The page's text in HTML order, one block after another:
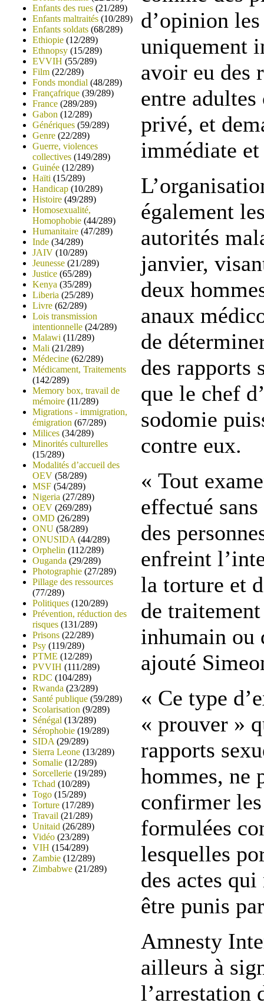
Enfants des rues (21/289)
Enfants maltraités (10/289)
Enfants soldats (68/289)
Ethiopie (12/289)
Ethnopsy (15/289)
EVVIH (55/289)
Film (22/289)
Fonds mondial (48/289)
Françafrique (39/289)
France (289/289)
Gabon (12/289)
Génériques (59/289)
Genre (22/289)
Guerre, violences
collectives (149/289)
Guinée (12/289)
Haïti (15/289)
Handicap (10/289)
Histoire (49/289)
Homosexualité,
Homophobie (44/289)
Humanitaire (47/289)
Inde (34/289)
JAIV (10/289)
Jeunesse (21/289)
Justice (65/289)
Kenya (35/289)
Liberia (25/289)
Livre (62/289)
Lois transmission
intentionnelle (24/289)
Malawi (11/289)
Mali (21/289)
Médecine (62/289)
Médicament, Traitements
(142/289)
Memory box, travail de
mémoire (11/289)
Migrations - immigration,
émigration (67/289)
Milices (34/289)
Minorités culturelles
(15/289)
Modalités d’accueil des
OEV (58/289)
MSF (54/289)
Nigeria (27/289)
OEV (269/289)
OMD (26/289)
ONU (58/289)
ONUSIDA (44/289)
Orphelin (112/289)
Ouganda (29/289)
Photographie (27/289)
Pillage des ressources
(77/289)
Politiques (120/289)
Prévention, réduction des
risques (131/289)
Prisons (22/289)
Psy (119/289)
PTME (12/289)
PVVIH (111/289)
RDC (104/289)
Rwanda (23/289)
Santé publique (59/289)
Scolarisation (9/289)
Sénégal (13/289)
Sérophobie (19/289)
SIDA (29/289)
Sierra Leone (13/289)
Somalie (12/289)
Sorcellerie (19/289)
Tchad (10/289)
Togo (15/289)
Torture (17/289)
Travail (21/289)
Unitaid (26/289)
Vidéo (23/289)
VIH (154/289)
Zambie (12/289)
Zimbabwe (21/289)
d’opinion
uniquement
avoir eu des
entre adultes
privé, et
immédiate
également
autorités
janvier,
deux
anaux
de
des rapports
que le chef
sodomie
contre eux.
« Tout
effectué
des
enfreint
la torture et
de
inhumain ou
ajouté
« Ce type
« prouver »
rapports
hommes, ne
confirmer
formulées
lesquelles
des actes
être punis
Amnesty
ailleurs à
l’arrestation